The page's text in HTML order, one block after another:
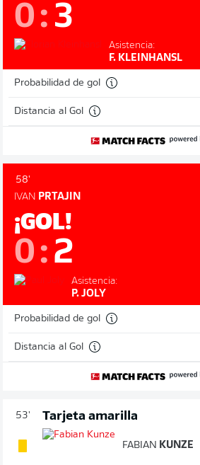
0: 3
Asistencia:
F. KLEINHANSL
Probabilidad de gol
Distancia al Gol
58'
IVAN PRTAJIN
¡GOL!
0: 2
Asistencia:
P. JOLY
Probabilidad de gol
Distancia al Gol
53' Tarjeta amarilla
FABIAN KUNZE